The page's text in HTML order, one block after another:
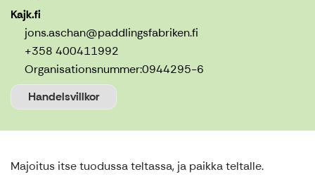
Kajk.fi
jons.aschan@paddlingsfabriken.fi
+358 400411992
Organisationsnummer:0944295-6
Handelsvillkor
Majoitus itse tuodussa teltassa, ja paikka teltalle.